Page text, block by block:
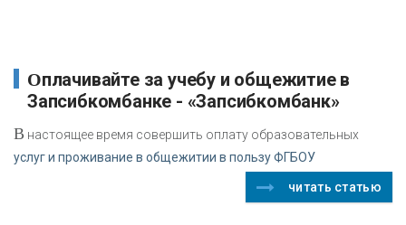
Оплачивайте за учебу и общежитие в
Запсибкомбанке - «Запсибкомбанк»
В настоящее время совершить оплату образовательных
услуг и проживание в общежитии в пользу ФГБОУ
читать статью